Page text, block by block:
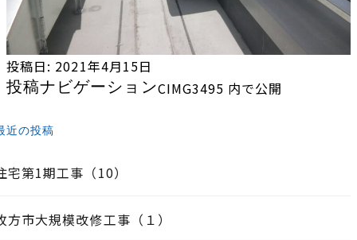
投稿日: 2021年4月15日
投稿ナビゲーションCIMG3495 内で公開
近の投稿
宅第1期工事（10）
方市大規模改修工事（１）